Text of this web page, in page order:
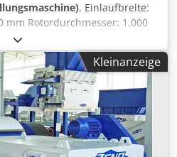
, Einlaufbreite:
mm Rotordurchmesser: 1.000
2 Stück
Einzugsaggregat: 2 x 3
ca. 8.000 kg
Kleinanzeige